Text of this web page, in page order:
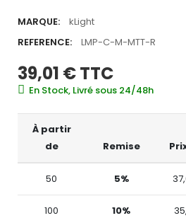
MARQUE:
kLight
REFERENCE:
LMP-C-M-MTT-R
39,01 €TTC
En Stock, Livré sous 24/48h
À partir
de
Remise
50 5%
100 10%